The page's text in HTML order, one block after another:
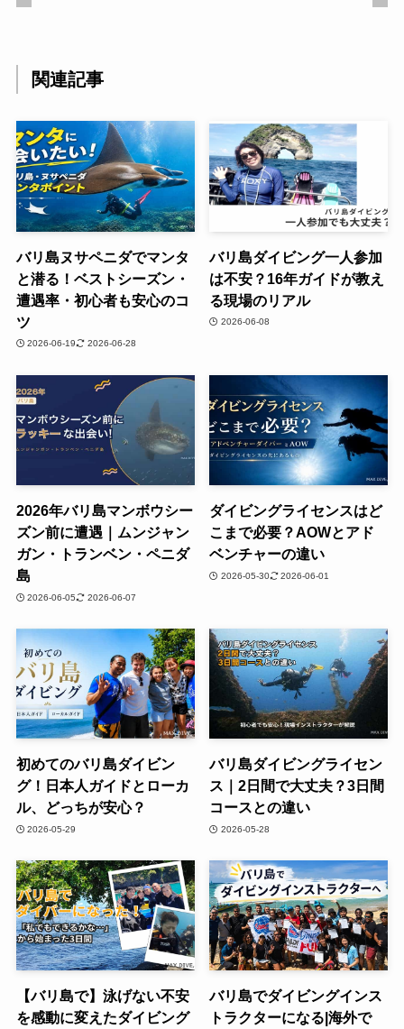
関連記事
バリ島ヌサペニダでマンタ
と潜る！ベストシーズン・
遭遇率・初心者も安心のコ
ツ
2026-06-19 2026-06-28
バリ島ダイビング一人参加
は不安？16年ガイドが教え
る現場のリアル
2026-06-08
2026年バリ島マンボウシー
ズン前に遭遇｜ムンジャン
ガン・トランベン・ペニダ
島
2026-06-05 2026-06-07
ダイビングライセンスはど
こまで必要？AOWとアド
ベンチャーの違い
2026-05-30 2026-06-01
初めてのバリ島ダイビン
グ！日本人ガイドとローカ
ル、どっちが安心？
2026-05-29
バリ島ダイビングライセン
ス｜2日間で大丈夫？3日間
コースとの違い
2026-05-28
【バリ島で】泳げない不安
を感動に変えたダイビング
バリ島でダイビングインス
トラクターになる|海外で